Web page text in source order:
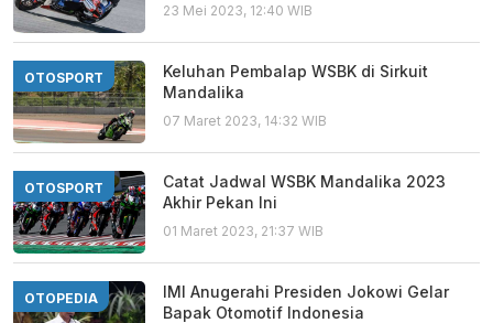
23 Mei 2023, 12:40 WIB
OTOSPORT
Keluhan Pembalap WSBK di Sirkuit
Mandalika
07 Maret 2023, 14:32 WIB
OTOSPORT
Catat Jadwal WSBK Mandalika 2023
Akhir Pekan Ini
01 Maret 2023, 21:37 WIB
OTOPEDIA
IMI Anugerahi Presiden Jokowi Gelar
Bapak Otomotif Indonesia